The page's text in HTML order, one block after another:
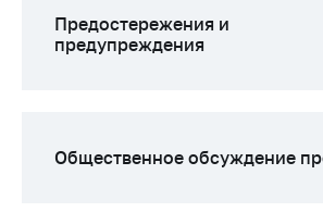
Адрес и режим
работы
Предостережения и
предупреждения
Общественное обсуждение